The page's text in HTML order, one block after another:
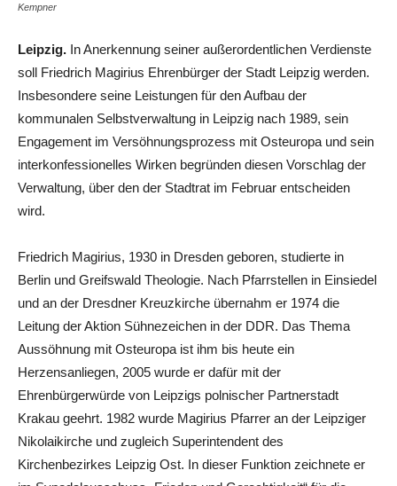
Kempner
Leipzig. In Anerkennung seiner außerordentlichen Verdienste
soll Friedrich Magirius Ehrenbürger der Stadt Leipzig werden.
Insbesondere seine Leistungen für den Aufbau der
kommunalen Selbstverwaltung in Leipzig nach 1989, sein
Engagement im Versöhnungsprozess mit Osteuropa und sein
interkonfessionelles Wirken begründen diesen Vorschlag der
Verwaltung, über den der Stadtrat im Februar entscheiden
wird.
Friedrich Magirius, 1930 in Dresden geboren, studierte in
Berlin und Greifswald Theologie. Nach Pfarrstellen in Einsiedel
und an der Dresdner Kreuzkirche übernahm er 1974 die
Leitung der Aktion Sühnezeichen in der DDR. Das Thema
Aussöhnung mit Osteuropa ist ihm bis heute ein
Herzensanliegen, 2005 wurde er dafür mit der
Ehrenbürgerwürde von Leipzigs polnischer Partnerstadt
Krakau geehrt. 1982 wurde Magirius Pfarrer an der Leipziger
Nikolaikirche und zugleich Superintendent des
Kirchenbezirkes Leipzig Ost. In dieser Funktion zeichnete er